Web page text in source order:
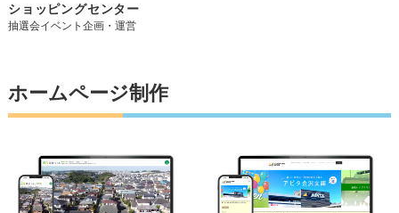
ショッピングセンター
抽選会イベント企画・運営
ホームページ制作